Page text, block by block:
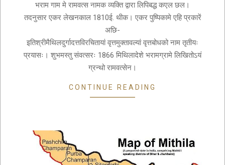
भराम गाम मे रामवत्स नामक व्यक्ति द्वारा लिपिबद्ध कएल छल।
तदनुसार एकर लेखनकाल 1810ई. थीक। एकर पुष्पिकामे एहि प्रकारें
अछि-
इतिश्रीमैथिलदुर्गादत्तविरचितायां वृत्तमुक्तावल्यां वृत्तबोधको नाम तृतीयः
प्रयासः। शुभमस्तु संवत्सरः 1866 मिथिलादेशे भरामग्रामे लिखितोऽयं
ग्रन्थो रामवत्सेन।
CONTINUE READING